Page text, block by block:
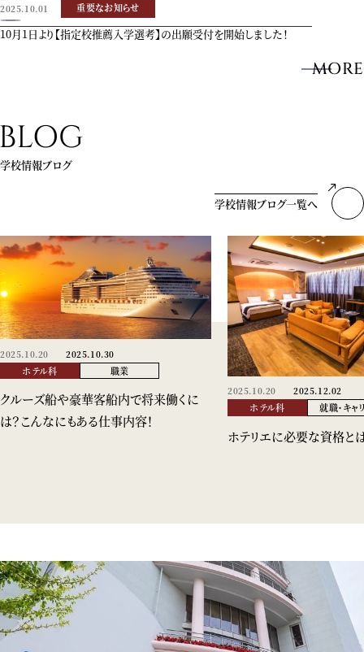
2025.10.01 重要なお知らせ
10月1日より【指定校推薦入学選考】の出願受付を開始しました！
MORE
学校情報ブログ
学校情報ブログ一覧へ
2025.10.20 2025.10.30
ホテル科 職業
クルーズ船や豪華客船内で将来働くに
は？こんなにもある仕事内容！
2025.10.20 2025.12.02
ホテル科 就職・キャ
ホテリエに必要な資格と